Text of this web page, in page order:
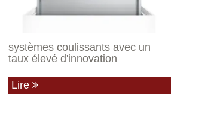
systèmes coulissants avec un
taux élevé d'innovation
Lire